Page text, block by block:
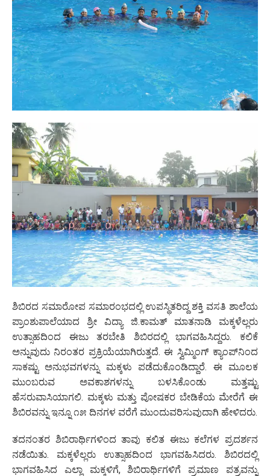
ಶಿಬಿರದ ಸಮಾರೋಪ ಸಮಾರಂಭದಲ್ಲಿ ಉಪಸ್ಥಿತರಿದ್ದ ಶಕ್ತಿ ವಸತಿ ಶಾಲೆಯ
ಪ್ರಾಂಶುಪಾಲೆಯಾದ ಶ್ರೀ ವಿದ್ಯಾ ಜಿ.ಕಾಮತ್ ಮಾತನಾಡಿ ಮಕ್ಕಳೆಲ್ಲರು
ಉತ್ಸಾಹದಿಂದ ಈಜು ತರಬೇತಿ ಶಿಬಿರದಲ್ಲಿ ಭಾಗವಹಿಸಿದ್ದರು. ಕಲಿಕೆ
ಅನ್ನುವುದು ನಿರಂತರ ಪ್ರಕ್ರಿಯೆಯಾಗಿರುತ್ತದೆ. ಈ ಸ್ವಿಮ್ಮಿಂಗ್ ಕ್ಯಾಂಪ್‌ನಿಂದ
ಸಾಕಷ್ಟು ಅನುಭವಗಳನ್ನು ಮಕ್ಕಳು ಪಡೆದುಕೊಂಡಿದ್ದಾರೆ. ಈ ಮೂಲಕ
ಮುಂಬರುವ ಅವಕಾಶಗಳನ್ನು ಬಳಸಿಕೊಂಡು ಮತ್ತಷ್ಟು
ಹೆಸರುವಾಸಿಯಾಗಲಿ. ಮಕ್ಕಳು ಮತ್ತು ಪೋಷಕರ ಬೇಡಿಕೆಯ ಮೇರೆಗೆ ಈ
ಶಿಬಿರವನ್ನು ಇನ್ನೂ ೧೫ ದಿನಗಳ ವರೆಗೆ ಮುಂದುವರಿಸುವುದಾಗಿ ಹೇಳಿದರು.
ತದನಂತರ ಶಿಬಿರಾರ್ಥಿಗಳಿಂದ ತಾವು ಕಲಿತ ಈಜು ಕಲೆಗಳ ಪ್ರದರ್ಶನ
ನಡೆಯಿತು. ಮಕ್ಕಳೆಲ್ಲರು ಉತ್ಸಾಹದಿಂದ ಭಾಗವಹಿಸಿದರು. ಶಿಬಿರದಲ್ಲಿ
ಭಾಗವಹಿಸಿದ ಎಲ್ಲಾ ಮಕ್ಕಳಿಗೆ, ಶಿಬಿರಾರ್ಥಿಗಳಿಗೆ ಪ್ರಮಾಣ ಪತ್ರವನ್ನು